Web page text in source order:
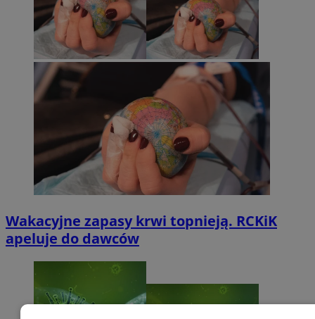
Wakacyjne zapasy krwi topnieją. RCKiK
apeluje do dawców